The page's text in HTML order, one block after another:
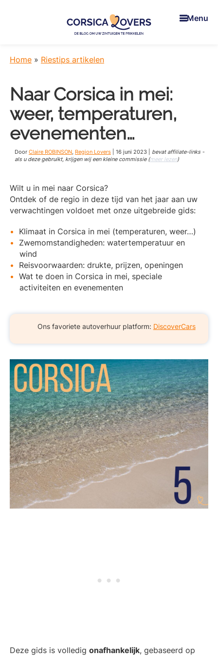
Lovers
zintuigen
Corsica
-
De
van
Claire
en
Menu
Home » Riestips artikelen
Naar Corsica in mei:
weer, temperaturen,
evenementen…
Door Claire ROBINSON Region Lovers 16 juni 2023
bevat affiliate-links -
als u deze gebruikt, krijgen wij een kleine commissie (meer lezen)
Wilt u in mei naar Corsica?
Ontdek of de regio in deze tijd van het jaar aan uw
verwachtingen voldoet met onze uitgebreide gids:
Klimaat in Corsica in mei (temperaturen, weer…)
Zwemomstandigheden: watertemperatuur en
wind
Reisvoorwaarden: drukte, prijzen, openingen
Wat te doen in Corsica in mei, speciale
activiteiten en evenementen
Ons favoriete autoverhuur platform: DiscoverCars
Deze gids is volledig onafhankelijk, gebaseerd op